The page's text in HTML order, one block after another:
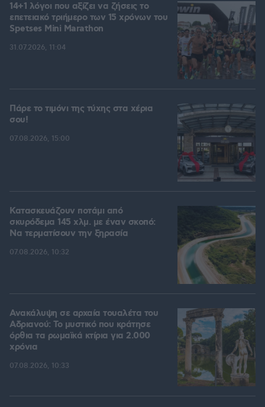
14+1 λόγοι που αξίζει να ζήσεις το
επετειακό τριήμερο των 15 χρόνων του
Spetses Mini Marathon
31.07.2026, 11:04
Πάρε το τιμόνι της τύχης στα χέρια
σου!
07.08.2026, 15:00
Κατασκευάζουν ποτάμι από
σκυρόδεμα 145 χλμ. με έναν σκοπό:
Να τερματίσουν την ξηρασία
07.08.2026, 10:32
Ανακάλυψη σε αρχαία τουαλέτα του
Αδριανού: Το μυστικό που κράτησε
όρθια τα ρωμαϊκά κτίρια για 2.000
χρόνια
07.08.2026, 10:33